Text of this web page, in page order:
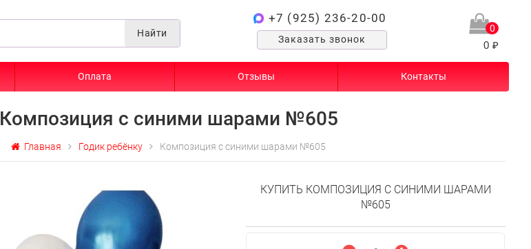
Найти
+7 (925) 236-20-00
Заказать звонок
0
0 ₽
Оплата Отзывы Контакты
Композиция с синими шарами №605
Главная Годик ребёнку Композиция с синими шарами №605
КУПИТЬ КОМПОЗИЦИЯ С СИНИМИ ШАРАМИ
№605